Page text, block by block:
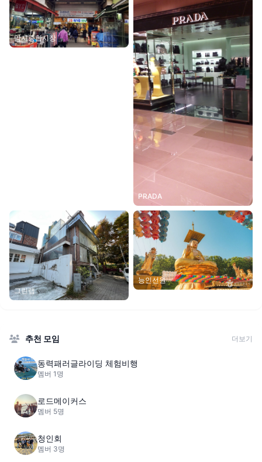
암사종합시장
PRADA
그린랩
능인선원
추천 모임 더보기
동력패러글라이딩 체험비행
멤버 1명
로드메이커스
멤버 5명
청인회
멤버 3명